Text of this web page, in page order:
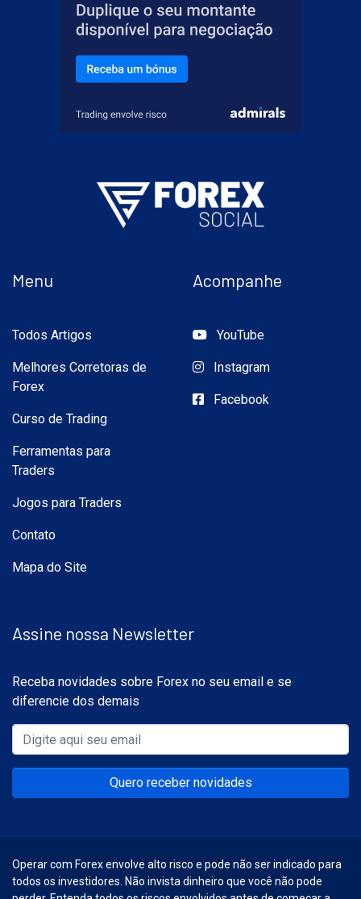
Menu
Todos Artigos
Melhores Corretoras de
Forex
Curso de Trading
Ferramentas para
Traders
Jogos para Traders
Contato
Mapa do Site
Acompanhe
YouTube
Instagram
Facebook
Assine nossa Newsletter
Receba novidades sobre Forex no seu email e se
diferencie dos demais
Quero receber novidades
Operar com Forex envolve alto risco e pode não ser indicado para
todos os investidores. Não invista dinheiro que você não pode